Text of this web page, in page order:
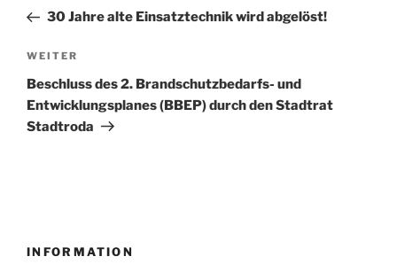
Beitrag
30 Jahre alte Einsatztechnik wird abgelöst!
Nächster
Beitrag
WEITER
Beschluss des 2. Brandschutzbedarfs- und
Entwicklungsplanes (BBEP) durch den Stadtrat
Stadtroda
INFORMATION